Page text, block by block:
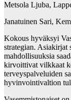
Metsola Ljuba,
Janatuinen Sari,
Kokous hyväksyi
strategian. Asiakirjat
mahdollisuuksia
kirvoittivat vilkkaat
terveyspalveluiden
hyvinvointivaltion